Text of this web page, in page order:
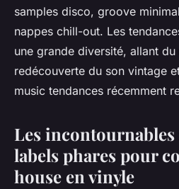
samples disco, groove
nappes chill-out. Les
une grande diversité, allant
redécouverte du son vintage
music tendances récemment
Les incontournables
labels phares pour
house en vinyle